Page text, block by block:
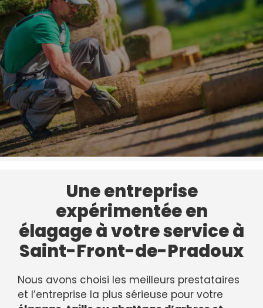
Une entreprise
expérimentée en
élagage à votre service à
Saint-Front-de-Pradoux
Nous avons choisi les meilleurs prestataires
et l’entreprise la plus sérieuse pour votre